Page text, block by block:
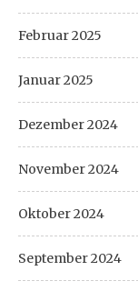
Februar 2025
Januar 2025
Dezember 2024
November 2024
Oktober 2024
September 2024